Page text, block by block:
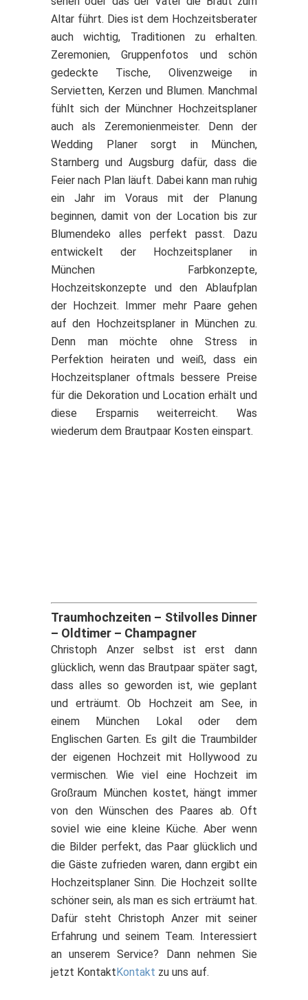
Altar führt. Dies ist dem Hochzeitsberater
auch wichtig, Traditionen zu erhalten.
Zeremonien, Gruppenfotos und schön
gedeckte Tische, Olivenzweige in
Servietten, Kerzen und Blumen. Manchmal
fühlt sich der Münchner Hochzeitsplaner
auch als Zeremonienmeister. Denn der
Wedding Planer sorgt in München,
Starnberg und Augsburg dafür, dass die
Feier nach Plan läuft. Dabei kann man ruhig
ein Jahr im Voraus mit der Planung
beginnen, damit von der Location bis zur
Blumendeko alles perfekt passt. Dazu
entwickelt der Hochzeitsplaner in
München Farbkonzepte,
Hochzeitskonzepte und den Ablaufplan
der Hochzeit. Immer mehr Paare gehen
auf den Hochzeitsplaner in München zu.
Denn man möchte ohne Stress in
Perfektion heiraten und weiß, dass ein
Hochzeitsplaner oftmals bessere Preise
für die Dekoration und Location erhält und
diese Ersparnis weiterreicht. Was
wiederum dem Brautpaar Kosten einspart.
Traumhochzeiten – Stilvolles Dinner
– Oldtimer – Champagner
Christoph Anzer selbst ist erst dann
glücklich, wenn das Brautpaar später sagt,
dass alles so geworden ist, wie geplant
und erträumt. Ob Hochzeit am See, in
einem München Lokal oder dem
Englischen Garten. Es gilt die Traumbilder
der eigenen Hochzeit mit Hollywood zu
vermischen. Wie viel eine Hochzeit im
Großraum München kostet, hängt immer
von den Wünschen des Paares ab. Oft
soviel wie eine kleine Küche. Aber wenn
die Bilder perfekt, das Paar glücklich und
die Gäste zufrieden waren, dann ergibt ein
Hochzeitsplaner Sinn. Die Hochzeit sollte
schöner sein, als man es sich erträumt hat.
Dafür steht Christoph Anzer mit seiner
Erfahrung und seinem Team. Interessiert
an unserem Service? Dann nehmen Sie
jetzt Kontakt Kontakt zu uns auf.